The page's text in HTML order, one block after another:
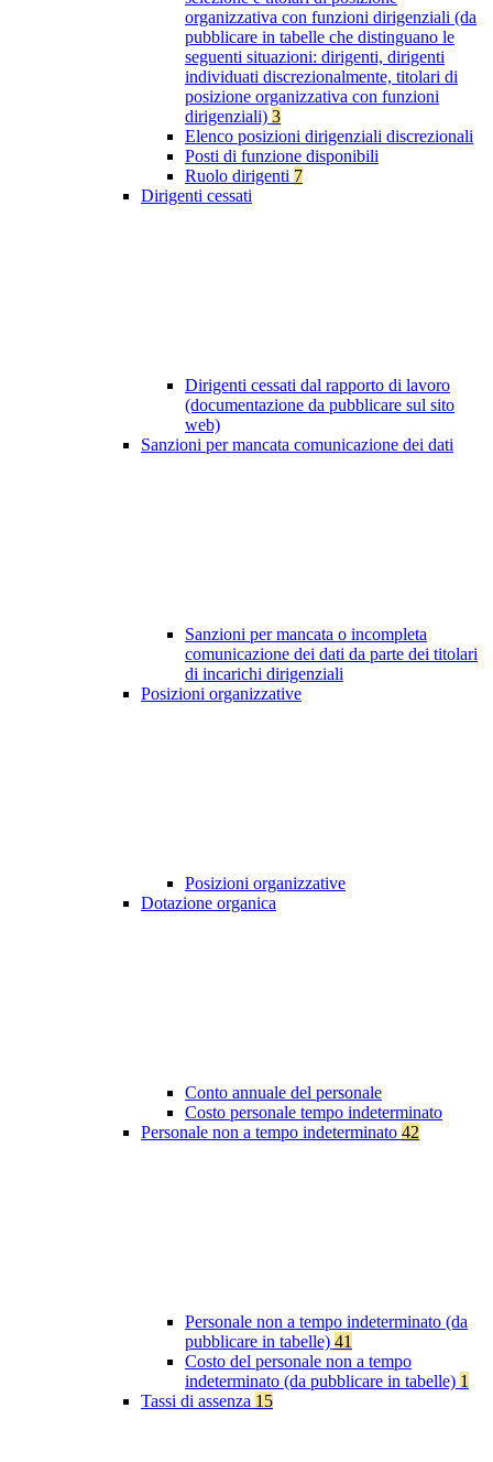
organizzativa con funzioni dirigenziali (da
pubblicare in tabelle che distinguano le
seguenti situazioni: dirigenti, dirigenti
individuati discrezionalmente, titolari di
posizione organizzativa con funzioni
dirigenziali) 3
Elenco posizioni dirigenziali discrezionali
Posti di funzione disponibili
Ruolo dirigenti 7
Dirigenti cessati
Dirigenti cessati dal rapporto di lavoro
(documentazione da pubblicare sul sito
web)
Sanzioni per mancata comunicazione dei dati
Sanzioni per mancata o incompleta
comunicazione dei dati da parte dei titolari
di incarichi dirigenziali
Posizioni organizzative
Posizioni organizzative
Dotazione organica
Conto annuale del personale
Costo personale tempo indeterminato
Personale non a tempo indeterminato 42
Personale non a tempo indeterminato (da
pubblicare in tabelle) 41
Costo del personale non a tempo
indeterminato (da pubblicare in tabelle) 1
Tassi di assenza 15